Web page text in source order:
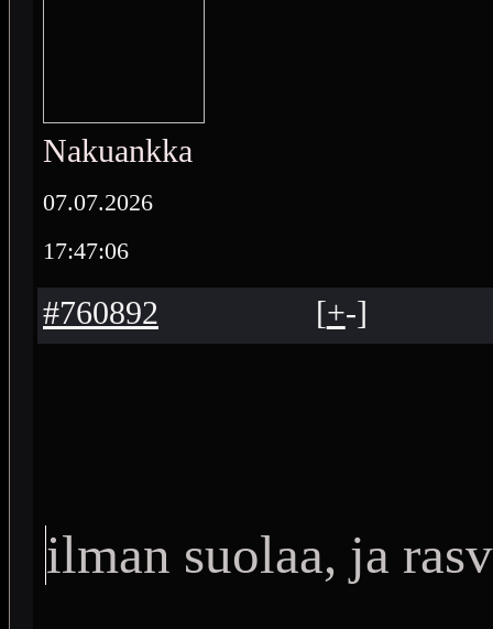
Nakuankka
07.07.2026
17:47:06
#760892 [+-]
ilman suolaa, ja